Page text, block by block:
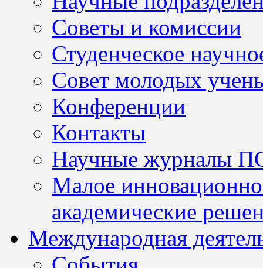
Советы и комиссии
Студенческое
Совет молодых
Конференции
Контакты
Научные журналы
Малое
академические
Международная